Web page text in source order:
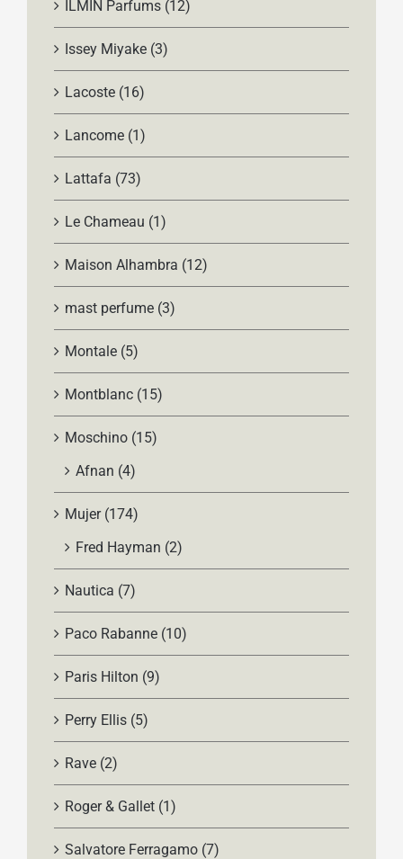
ILMIN Parfums (12)
Issey Miyake (3)
Lacoste (16)
Lancome (1)
Lattafa (73)
Le Chameau (1)
Maison Alhambra (12)
mast perfume (3)
Montale (5)
Montblanc (15)
Moschino (15)
Afnan (4)
Mujer (174)
Fred Hayman (2)
Nautica (7)
Paco Rabanne (10)
Paris Hilton (9)
Perry Ellis (5)
Rave (2)
Roger & Gallet (1)
Salvatore Ferragamo (7)